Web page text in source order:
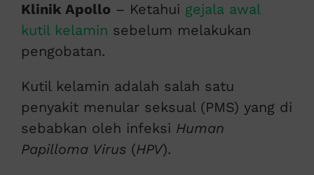
Klinik Apollo – Ketahui gejala awal
kutil kelamin sebelum melakukan
pengobatan.
Kutil kelamin adalah salah satu
penyakit menular seksual (PMS) yang di
sebabkan oleh infeksi Human
Papilloma Virus (HPV).